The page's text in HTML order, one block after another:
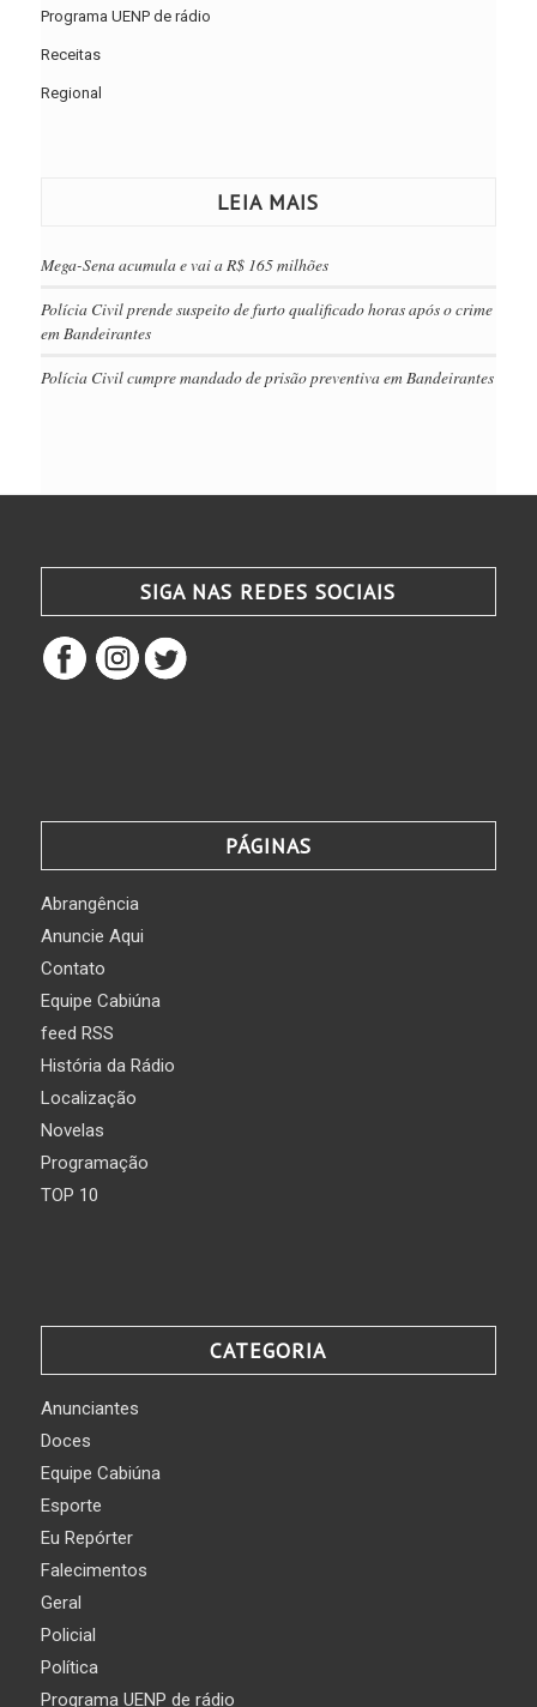
Programa UENP de rádio
Receitas
Regional
LEIA MAIS
Mega-Sena acumula e vai a R$ 165 milhões
Polícia Civil prende suspeito de furto qualificado horas após o crime
em Bandeirantes
Polícia Civil cumpre mandado de prisão preventiva em Bandeirantes
SIGA NAS REDES SOCIAIS
PÁGINAS
Abrangência
Anuncie Aqui
Contato
Equipe Cabiúna
feed RSS
História da Rádio
Localização
Novelas
Programação
TOP 10
CATEGORIA
Anunciantes
Doces
Equipe Cabiúna
Esporte
Eu Repórter
Falecimentos
Geral
Policial
Política
Programa UENP de rádio